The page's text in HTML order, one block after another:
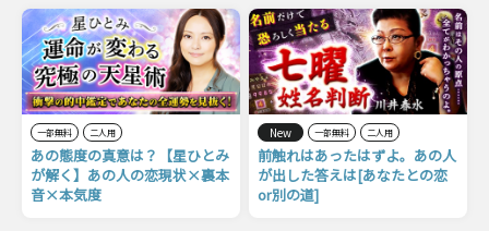
一部無料 二人用
あの態度の真意は？【星ひとみ
が解く】あの人の恋現状×裏本
音×本気度
New 一部無料 二人用
前触れはあったはずよ。あの人
が出した答えは[あなたとの恋
or別の道]